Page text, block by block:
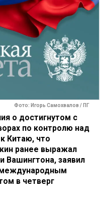
Фото: Игорь Самохвалов / ПГ
о достигнутом с
по контролю над
Китаю, что
ранее выражал
Вашингтона, заявил
в четверг